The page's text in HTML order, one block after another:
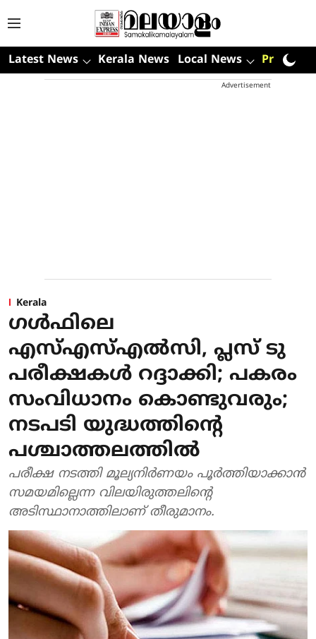
Latest News Kerala News Local News Premium
Advertisement
Kerala
ഗള്‍ഫിലെ
എസ്എസ്എല്‍സി, പ്ലസ് ടു
പരീക്ഷകള്‍ റദ്ദാക്കി; പകരം
സംവിധാനം കൊണ്ടുവരും;
നടപടി യുദ്ധത്തിന്റെ
പശ്ചാത്തലത്തില്‍
പരീക്ഷ നടത്തി മൂല്യനിര്‍ണയം പൂര്‍ത്തിയാക്കാന്‍
സമയമില്ലെന്ന വിലയിരുത്തലിന്റെ
അടിസ്ഥാനാത്തിലാണ് തീരുമാനം.